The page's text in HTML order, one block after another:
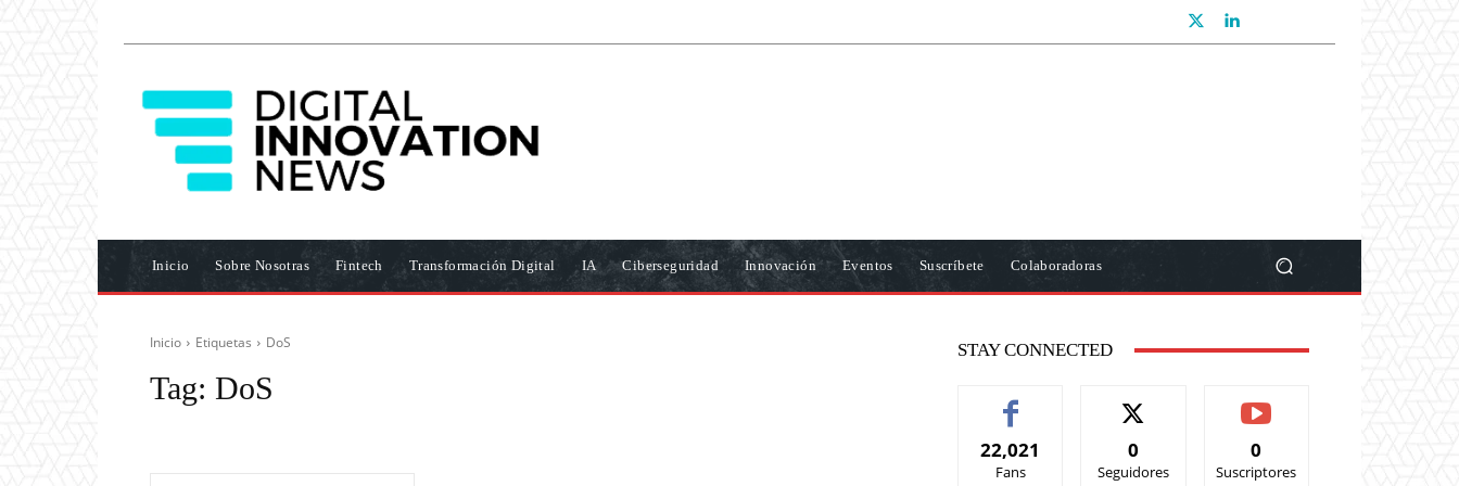
Inicio Sobre Nosotras Fintech Transformación Digital IA Ciberseguridad Innovación Eventos Suscríbete Colaboradoras
Inicio Etiquetas DoS
Tag: DoS
STAY CONNECTED
22,021
Fans
0
Seguidores
0
Suscriptores